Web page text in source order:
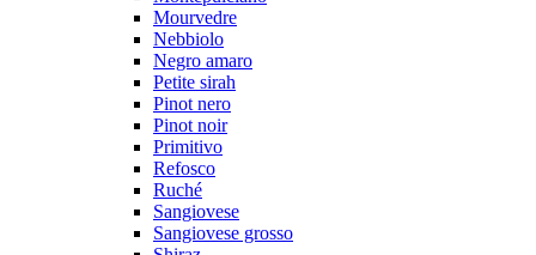
Mourvedre
Nebbiolo
Negro amaro
Petite sirah
Pinot nero
Pinot noir
Primitivo
Refosco
Ruché
Sangiovese
Sangiovese grosso